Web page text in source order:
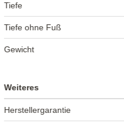
Tiefe
Tiefe ohne Fuß
Gewicht
Weiteres
Herstellergarantie